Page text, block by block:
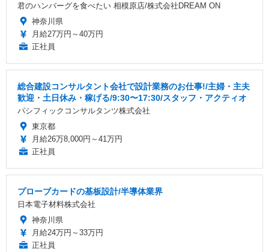
君のハンバーグを食べたい 相模原店/株式会社DREAM ON
神奈川県
月給27万円～40万円
正社員
総合建設コンサルタント会社で設計業務のお仕事!/主婦・主夫
歓迎・土日休み・稼げる/9:30〜17:30/スタッフ・アクティオ
パシフィックコンサルタンツ株式会社
東京都
月給26万8,000円～41万円
正社員
プローブカードの基板設計/半導体業界
日本電子材料株式会社
神奈川県
月給24万円～33万円
正社員